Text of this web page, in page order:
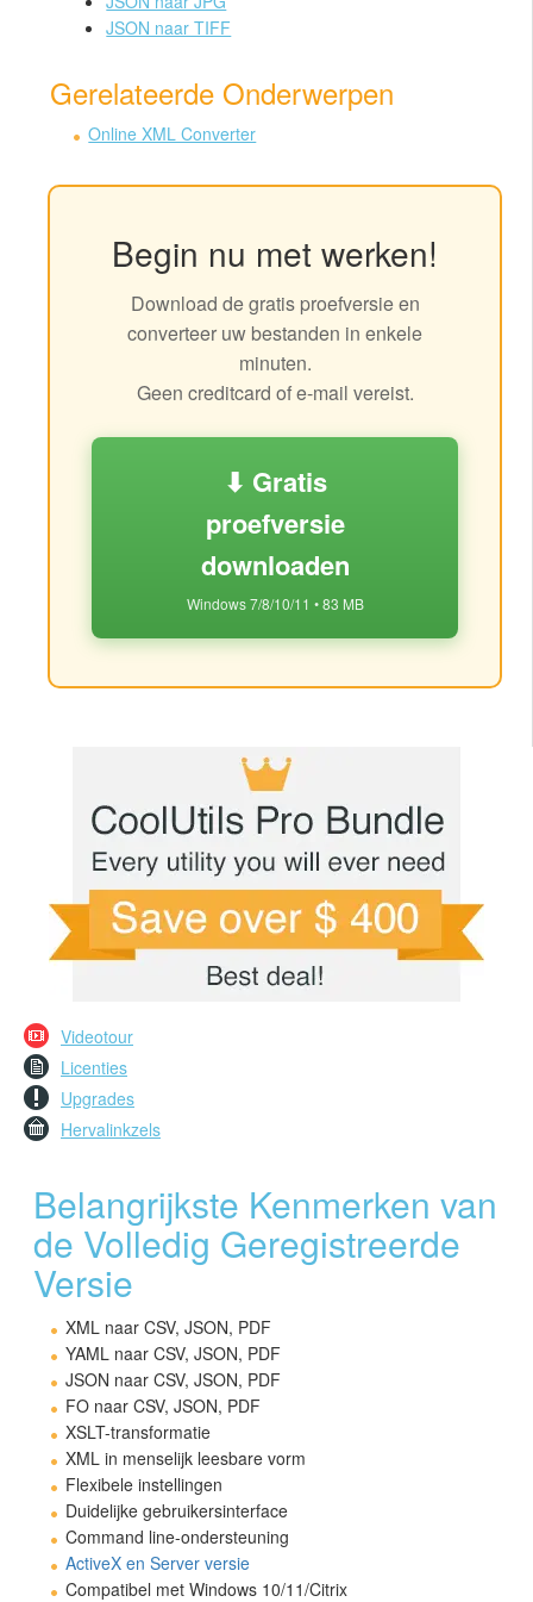
JSON naar TIFF
Gerelateerde Onderwerpen
Online XML Converter
Begin nu met werken!
Download de gratis proefversie en
converteer uw bestanden in enkele
minuten.
Geen creditcard of e-mail vereist.
⬇ Gratis
proefversie
downloaden
Windows 7/8/10/11 • 83 MB
Videotour
Licenties
Upgrades
Hervalinkzels
Belangrijkste Kenmerken van
de Volledig Geregistreerde
Versie
XML naar CSV, JSON, PDF
YAML naar CSV, JSON, PDF
JSON naar CSV, JSON, PDF
FO naar CSV, JSON, PDF
XSLT-transformatie
XML in menselijk leesbare vorm
Flexibele instellingen
Duidelijke gebruikersinterface
Command line-ondersteuning
ActiveX en Server versie
Compatibel met Windows 10/11/Citrix